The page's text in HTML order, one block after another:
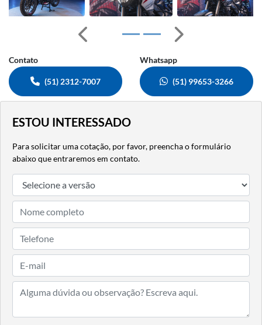
ESTOU INTERESSADO
Para solicitar uma cotação, por favor, preencha o formulário
abaixo que entraremos em contato.
Anterior Próximo
Contato
(51) 2312-7007
Whatsapp
(51) 99653-3266